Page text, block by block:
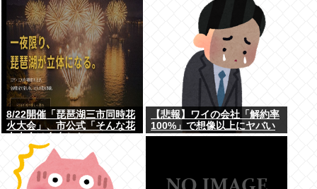
8/22開催「琵琶湖三市同時花
火大会」、市公式「そんな花
阿鼻叫喚
【悲報】ワイの会社「解約率
100%」で想像以上にヤバい
www